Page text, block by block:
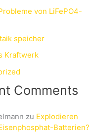
von LiFePO4-
speicher
Kraftwerk
Comments
zu Explodieren
Batterien?